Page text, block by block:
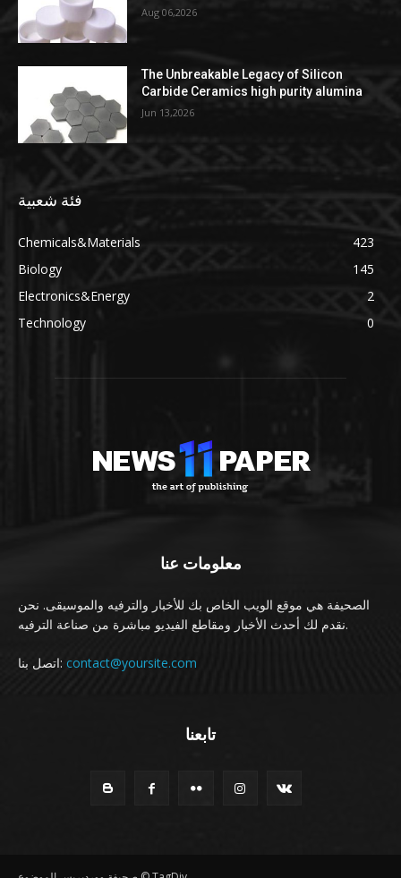
Aug 06,2026
The Unbreakable Legacy of Silicon
Carbide Ceramics high purity alumina
Jun 13,2026
فئة شعبية
Chemicals&Materials
423
Biology
145
Electronics&Energy
2
Technology
0
معلومات عنا
الصحيفة هي موقع الويب الخاص بك للأخبار والترفيه والموسيقى. نحن
نقدم لك أحدث الأخبار ومقاطع الفيديو مباشرة من صناعة الترفيه.
اتصل بنا: contact@yoursite.com
تابعنا